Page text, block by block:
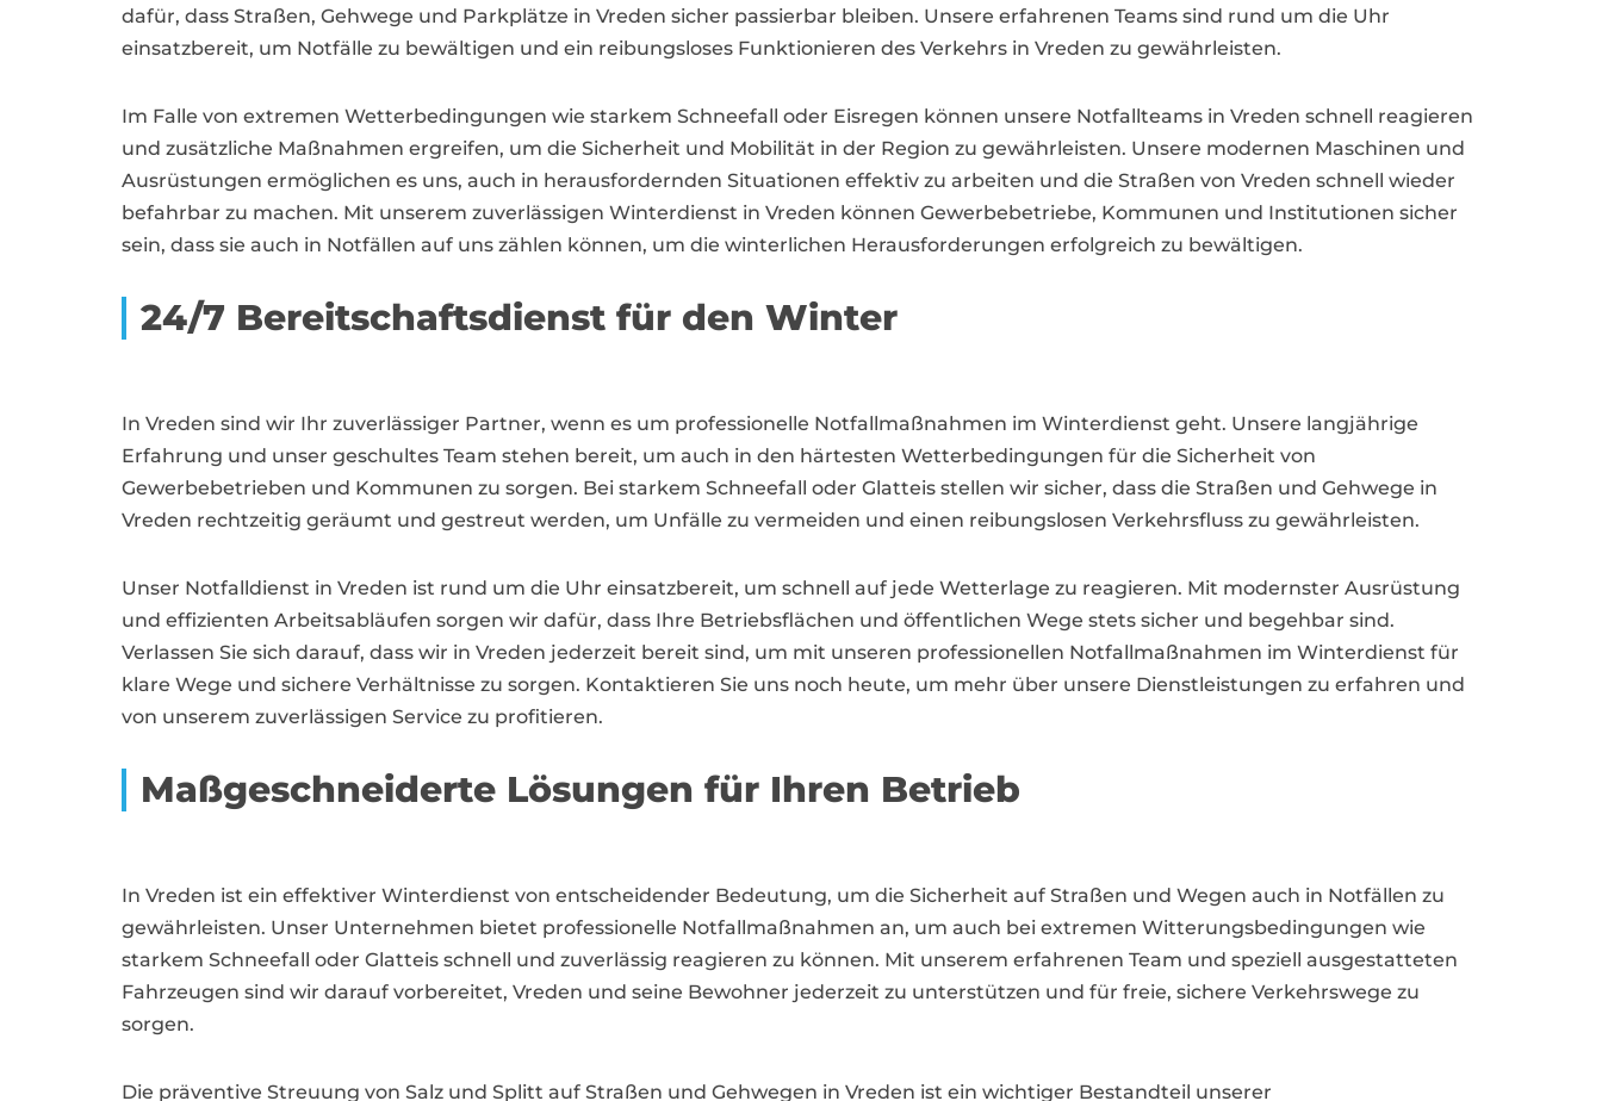
dafür, dass Straßen, Gehwege und Parkplätze in Vreden sicher passierbar bleiben. Unsere erfahrenen Teams sind rund um die Uhr
einsatzbereit, um Notfälle zu bewältigen und ein reibungsloses Funktionieren des Verkehrs in Vreden zu gewährleisten.
Im Falle von extremen Wetterbedingungen wie starkem Schneefall oder Eisregen können unsere Notfallteams in Vreden schnell reagieren
und zusätzliche Maßnahmen ergreifen, um die Sicherheit und Mobilität in der Region zu gewährleisten. Unsere modernen Maschinen und
Ausrüstungen ermöglichen es uns, auch in herausfordernden Situationen effektiv zu arbeiten und die Straßen von Vreden schnell wieder
befahrbar zu machen. Mit unserem zuverlässigen Winterdienst in Vreden können Gewerbebetriebe, Kommunen und Institutionen sicher
sein, dass sie auch in Notfällen auf uns zählen können, um die winterlichen Herausforderungen erfolgreich zu bewältigen.
24/7 Bereitschaftsdienst für den Winter
In Vreden sind wir Ihr zuverlässiger Partner, wenn es um professionelle Notfallmaßnahmen im Winterdienst geht. Unsere langjährige
Erfahrung und unser geschultes Team stehen bereit, um auch in den härtesten Wetterbedingungen für die Sicherheit von
Gewerbebetrieben und Kommunen zu sorgen. Bei starkem Schneefall oder Glatteis stellen wir sicher, dass die Straßen und Gehwege in
Vreden rechtzeitig geräumt und gestreut werden, um Unfälle zu vermeiden und einen reibungslosen Verkehrsfluss zu gewährleisten.
Unser Notfalldienst in Vreden ist rund um die Uhr einsatzbereit, um schnell auf jede Wetterlage zu reagieren. Mit modernster Ausrüstung
und effizienten Arbeitsabläufen sorgen wir dafür, dass Ihre Betriebsflächen und öffentlichen Wege stets sicher und begehbar sind.
Verlassen Sie sich darauf, dass wir in Vreden jederzeit bereit sind, um mit unseren professionellen Notfallmaßnahmen im Winterdienst für
klare Wege und sichere Verhältnisse zu sorgen. Kontaktieren Sie uns noch heute, um mehr über unsere Dienstleistungen zu erfahren und
von unserem zuverlässigen Service zu profitieren.
Maßgeschneiderte Lösungen für Ihren Betrieb
In Vreden ist ein effektiver Winterdienst von entscheidender Bedeutung, um die Sicherheit auf Straßen und Wegen auch in Notfällen zu
gewährleisten. Unser Unternehmen bietet professionelle Notfallmaßnahmen an, um auch bei extremen Witterungsbedingungen wie
starkem Schneefall oder Glatteis schnell und zuverlässig reagieren zu können. Mit unserem erfahrenen Team und speziell ausgestatteten
Fahrzeugen sind wir darauf vorbereitet, Vreden und seine Bewohner jederzeit zu unterstützen und für freie, sichere Verkehrswege zu
sorgen.
Die präventive Streuung von Salz und Splitt auf Straßen und Gehwegen in Vreden ist ein wichtiger Bestandteil unserer